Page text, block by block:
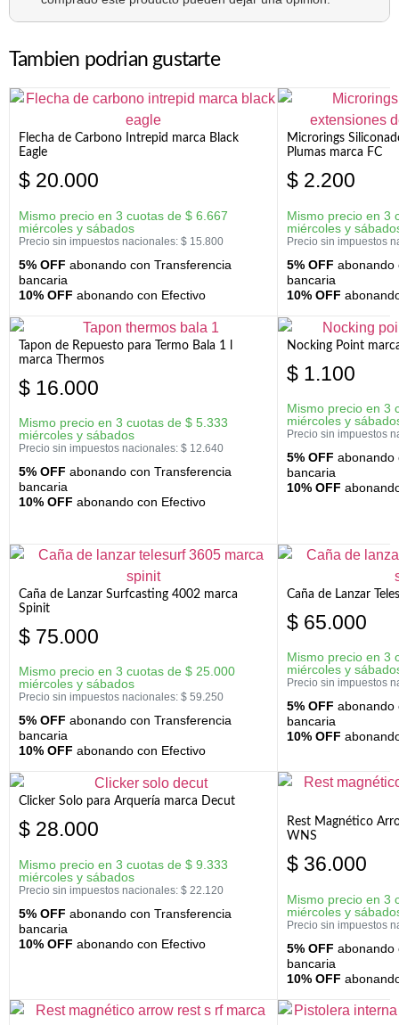
Tambien podrian gustarte
Flecha de Carbono Intrepid marca Black
Eagle
$ 20.000
Mismo precio en 3 cuotas de $ 6.667
miércoles y sábados
Precio sin impuestos nacionales: $ 15.800
5% OFF abonando con Transferencia
bancaria
10% OFF abonando con Efectivo
Microrings
Plumas marca FC
$ 2.200
Mismo precio en 3
miércoles y
Precio sin impuestos
5% OFF abonando
bancaria
10% OFF
Tapon de Repuesto para Termo Bala 1 l
marca Thermos
$ 16.000
Mismo precio en 3 cuotas de $ 5.333
miércoles y sábados
Precio sin impuestos nacionales: $ 12.640
5% OFF abonando con Transferencia
bancaria
10% OFF abonando con Efectivo
Nocking Point
$ 1.100
Mismo precio en 3
miércoles y
Precio sin impuestos
5% OFF abonando
bancaria
10% OFF
Caña de Lanzar Surfcasting 4002 marca
Spinit
$ 75.000
Mismo precio en 3 cuotas de $ 25.000
miércoles y sábados
Precio sin impuestos nacionales: $ 59.250
5% OFF abonando con Transferencia
bancaria
10% OFF abonando con Efectivo
Caña de Lanzar
$ 65.000
Mismo precio en 3
miércoles y
Precio sin impuestos
5% OFF abonando
bancaria
10% OFF
Clicker Solo para Arquería marca Decut
$ 28.000
Mismo precio en 3 cuotas de $ 9.333
miércoles y sábados
Precio sin impuestos nacionales: $ 22.120
5% OFF abonando con Transferencia
bancaria
10% OFF abonando con Efectivo
Rest Magnético
WNS
$ 36.000
Mismo precio en 3
miércoles y
Precio sin impuestos
5% OFF abonando
bancaria
10% OFF